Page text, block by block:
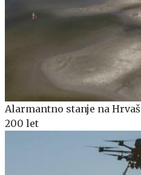
Alarmantno stanje na
200 let